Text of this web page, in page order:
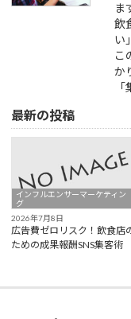
ま
飲
い
こ
か
最新の投稿
インフルエンサーマーケティン
グ
2026年7月8日
広告費ゼロリスク！飲食店
ための成果報酬SNS集客術